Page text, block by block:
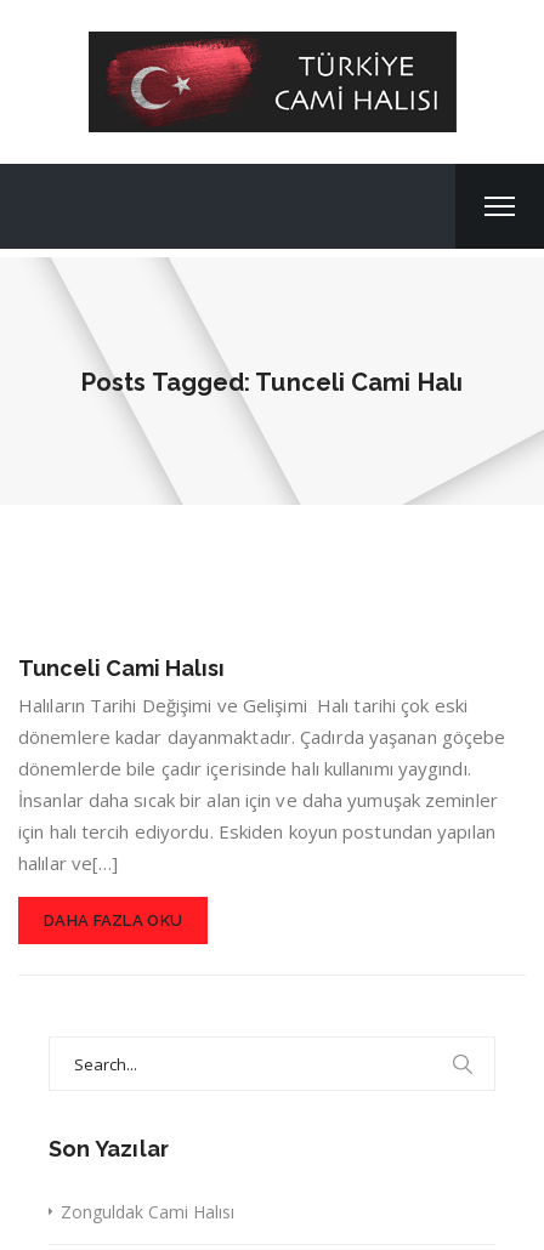
Posts Tagged: Tunceli Cami Halı
Tunceli Cami Halısı
Halıların Tarihi Değişimi ve Gelişimi Halı tarihi çok eski
dönemlere kadar dayanmaktadır. Çadırda yaşanan göçebe
dönemlerde bile çadır içerisinde halı kullanımı yaygındı.
İnsanlar daha sıcak bir alan için ve daha yumuşak zeminler
için halı tercih ediyordu. Eskiden koyun postundan yapılan
halılar ve[…]
DAHA FAZLA OKU
Son Yazılar
Zonguldak Cami Halısı